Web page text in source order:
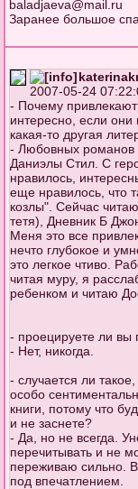
baladjaeva@mail.ru
Заранее большое
2007-05-24
- Почему
интересно, если
какая-то другая
- Любовных романов
Даниэлы Стил. С
нравилось,
еще нравилось, что
козлы". Сейчас
тетя), Дневник Б
Меня это все
нечто глубокое и
это легкое чтиво.
читая муру, я
ребенком и читаю
- проецируете ли вы
- Нет, никогда.
- случается ли
особо
книги, потому что
и не заснете?
- Да, но не всегда.
перечитывать и не
переживаю сильно.
под впечатлением.